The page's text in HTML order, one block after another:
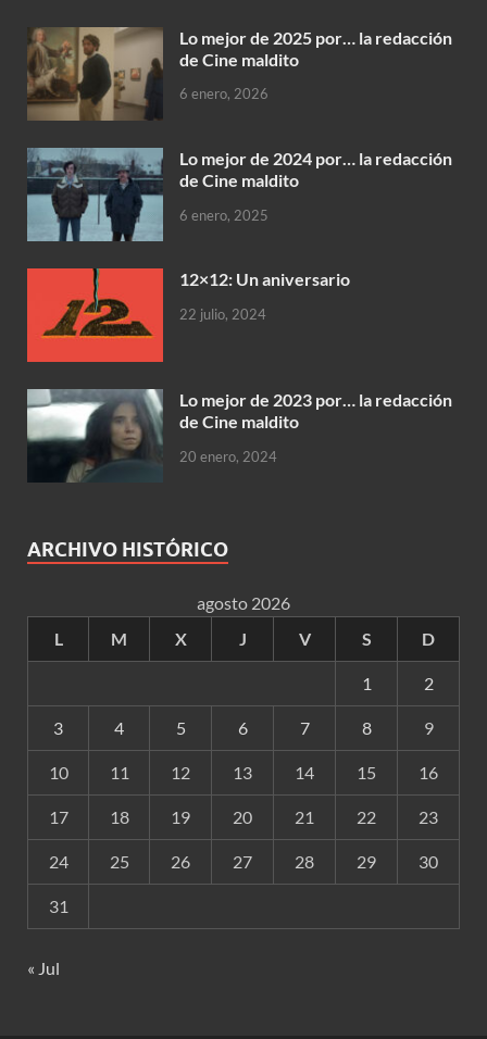
Lo mejor de 2025 por… la redacción
de Cine maldito
6 enero, 2026
Lo mejor de 2024 por… la redacción
de Cine maldito
6 enero, 2025
12×12: Un aniversario
22 julio, 2024
Lo mejor de 2023 por… la redacción
de Cine maldito
20 enero, 2024
ARCHIVO HISTÓRICO
agosto 2026
L
M X J V S D
1 2
3 4 5 6 7 8 9
10 11 12 13 14 15 16
17 18 19 20 21 22 23
24 25 26 27 28 29 30
31
« Jul